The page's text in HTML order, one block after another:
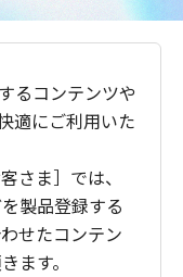
るコンテンツや
適にご利用いた
さま］では、
製品登録する
せたコンテン
ます。